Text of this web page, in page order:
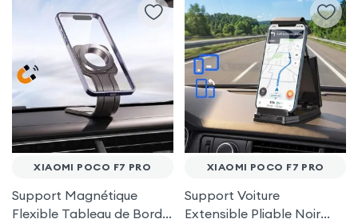
XIAOMI POCO F7 PRO
Support Magnétique
Flexible Tableau de Bord
XIAOMI POCO F7 PRO
Support Voiture
Extensible Pliable Noir